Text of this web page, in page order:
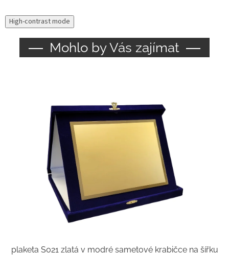
High-contrast mode
Mohlo by Vás zajímat
plaketa S021 zlatá v modré sametové krabičce na šířku